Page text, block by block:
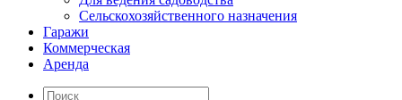
Сельскохозяйственного назначения
Гаражи
Коммерческая
Аренда